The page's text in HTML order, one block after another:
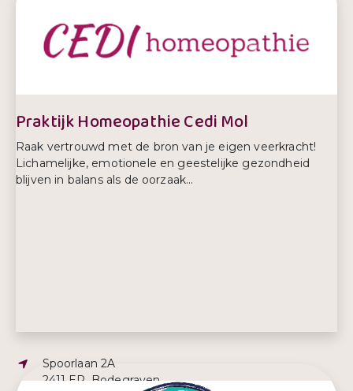
Telefoonnummer:
+31 627125391
Praktijk Homeopathie Cedi Mol
Raak vertrouwd met de bron van je eigen veerkracht!
Lichamelijke, emotionele en geestelijke gezondheid
blijven in balans als de oorzaak...
Adres:
Spoorlaan 2A
2411 ER, Bodegraven